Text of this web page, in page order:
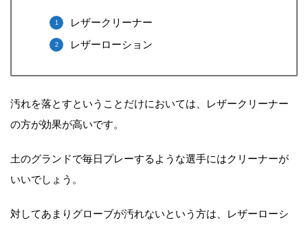
レザークリーナー
レザーローション
汚れを落とすということだけにおいては、レザークリーナー
の方が効果が高いです。
土のグランドで毎日プレーするような選手にはクリーナーが
いいでしょう。
対してあまりグローブが汚れないという方は、レザーローシ